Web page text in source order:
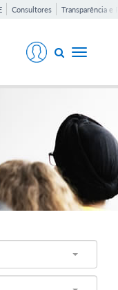
Consultores Transparência e
Toggle